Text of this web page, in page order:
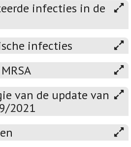
infecties in de
infecties
van de update van
2021